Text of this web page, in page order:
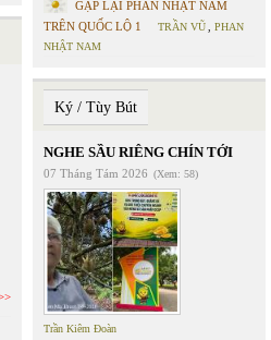
GẶP LẠI PHAN NHẬT NAM
TRÊN QUỐC LỘ 1
TRẦN VŨ
PHAN
NHẬT NAM
Ký / Tùy Bút
NGHE SẦU RIÊNG CHÍN TỚI
07 Tháng Tám 2026 (Xem: 58)
Trần Kiêm Đoàn